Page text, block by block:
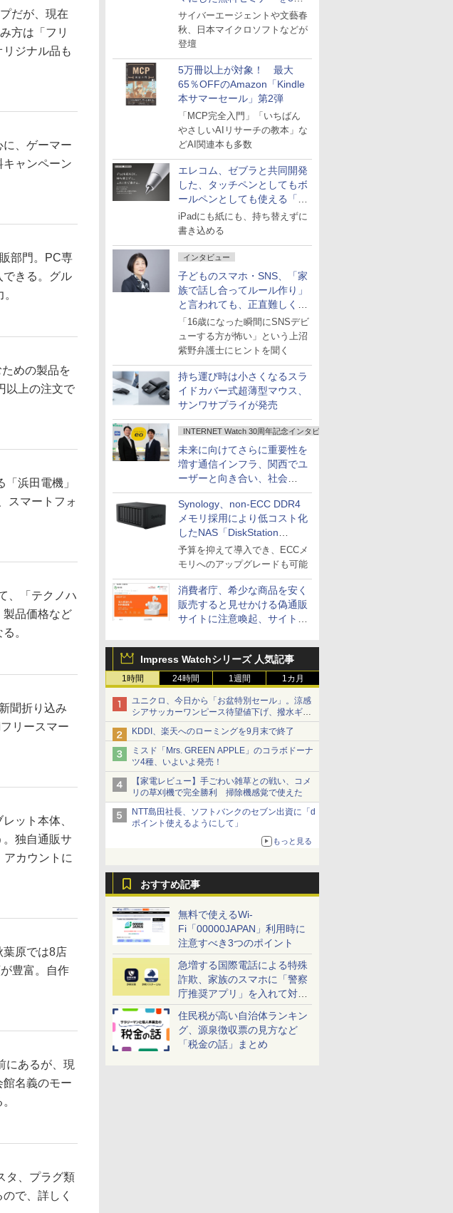
27日にオンライン開催
サイバーエージェントや文藝春
秋、日本マイクロソフトなどが
登壇
5万冊以上が対象！ 最大
65％OFFのAmazon「Kindle
本サマーセール」第2弾
「MCP完全入門」「いちばん
やさしいAIリサーチの教本」な
どAI関連本も多数
エレコム、ゼブラと共同開発
した、タッチペンとしてもボ
ールペンとしても使える「ス
タイラスツーウェイ」発売
iPadにも紙にも、持ち替えずに
書き込める
インタビュー
子どものスマホ・SNS、「家
族で話し合ってルール作り」
と言われても、正直難しくな
いですか？
「16歳になった瞬間にSNSデビ
ューする方が怖い」という上沼
紫野弁護士にヒントを聞く
持ち運び時は小さくなるスラ
イドカバー式超薄型マウス、
サンワサプライが発売
INTERNET Watch 30周年記念インタビュー
未来に向けてさらに重要性を
増す通信インフラ、関西でユ
ーザーと向き合い、社会
の“あたらしい”を起動し続け
る～オプテージ
Synology、non-ECC DDR4
メモリ採用により低コスト化
したNAS「DiskStation
neo+」シリーズ
予算を抑えて導入でき、ECCメ
モリへのアップグレードも可能
消費者庁、希少な商品を安く
販売すると見せかける偽通販
サイトに注意喚起、サイト名
Impress Watchシリーズ 人気記事
1時間 24時間 1週間 1カ月
ユニクロ、今日から「お盆特別セール」。涼感
シアサッカーワンピース待望値下げ、撥水ギア
ショーツは1990円に
KDDI、楽天へのローミングを9月末で終了
ミスド「Mrs. GREEN APPLE」のコラボドーナ
ツ4種、いよいよ発売！
【家電レビュー】手ごわい雑草との戦い、コメ
リの草刈機で完全勝利 掃除機感覚で使えた
NTT島田社長、ソフトバンクのセブン出資に「d
ポイント使えるようにして」
もっと見る
おすすめ記事
無料で使えるWi-
Fi「00000JAPAN」利用時に
注意すべき3つのポイント
急増する国際電話による特殊
詐欺、家族のスマホに「警察
庁推奨アプリ」を入れて対策
しよう！
住民税が高い自治体ランキン
グ、源泉徴収票の見方など
「税金の話」まとめ
だが、現在
方は「フリ
ジナル品も
、ゲーマー
ャンペーン
部門。PC専
できる。グル
めの製品を
以上の注文で
浜田電機」
スマートフォ
、「テクノハ
製品価格など
。
聞折り込み
リースマー
ット本体、
独自通販サ
カウントに
原では8店
豊富。自作
にあるが、現
名義のモー
タ、プラグ類
で、詳しく